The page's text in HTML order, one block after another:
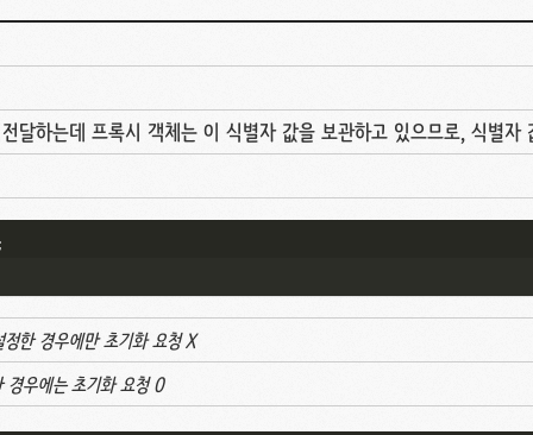
달하는데 프록시 객체는 이 식별자 값을 보관하고 있으므로, 식별
한 경우에만 초기화 요청 X
우에는 초기화 요청 O